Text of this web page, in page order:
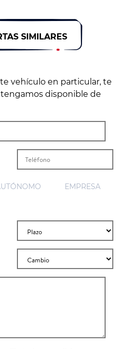
SIMILARES
vehículo en particular, te
disponible de
EMPRESA